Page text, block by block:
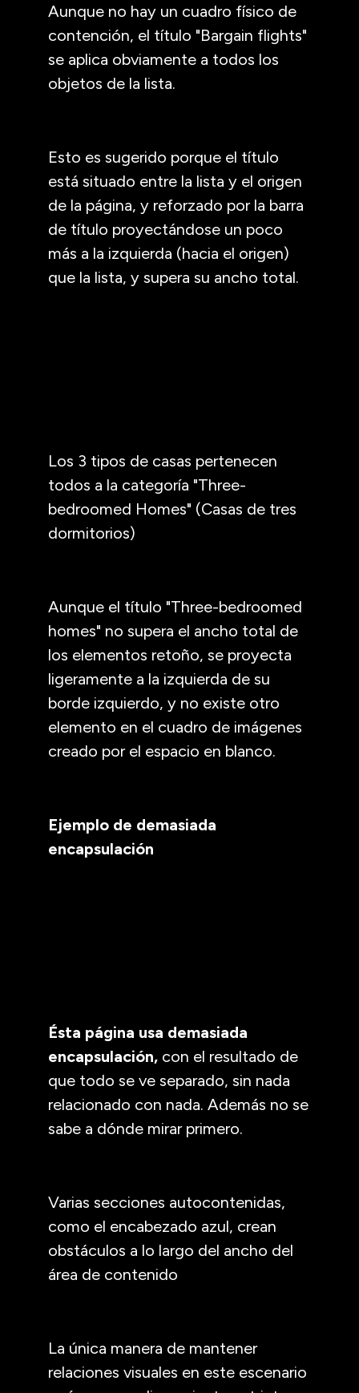
Aunque no hay un cuadro físico de
contención, el título "Bargain flights"
se aplica obviamente a todos los
objetos de la lista.
Esto es sugerido porque el título
está situado entre la lista y el origen
de la página, y reforzado por la barra
de título proyectándose un poco
más a la izquierda (hacia el origen)
que la lista, y supera su ancho total.
Los 3 tipos de casas pertenecen
todos a la categoría "Three-
bedroomed Homes" (Casas de tres
dormitorios)
Aunque el título "Three-bedroomed
homes" no supera el ancho total de
los elementos retoño, se proyecta
ligeramente a la izquierda de su
borde izquierdo, y no existe otro
elemento en el cuadro de imágenes
creado por el espacio en blanco.
Ejemplo de demasiada
encapsulación
Ésta página usa demasiada
encapsulación, con el resultado de
que todo se ve separado, sin nada
relacionado con nada. Además no se
sabe a dónde mirar primero.
Varias secciones autocontenidas,
como el encabezado azul, crean
obstáculos a lo largo del ancho del
área de contenido
La única manera de mantener
relaciones visuales en este escenario